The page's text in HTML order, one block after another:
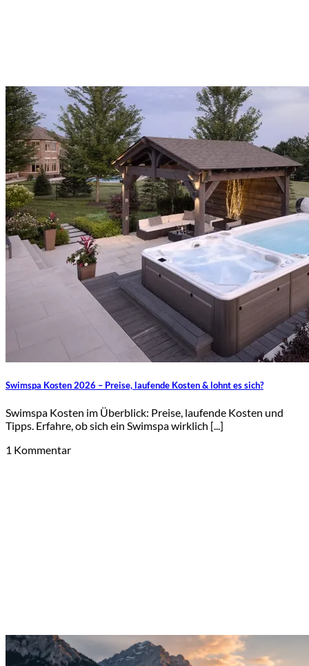
Swimspa Kosten 2026 – Preise, laufende Kosten & lohnt es sich?
Swimspa Kosten im Überblick: Preise, laufende Kosten und
Tipps. Erfahre, ob sich ein Swimspa wirklich [...]
1 Kommentar